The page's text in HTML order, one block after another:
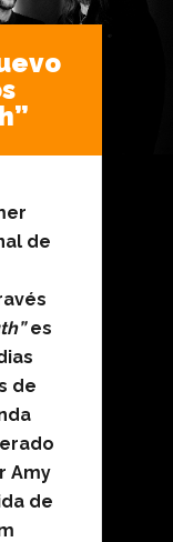
de
es
de
Amy
de